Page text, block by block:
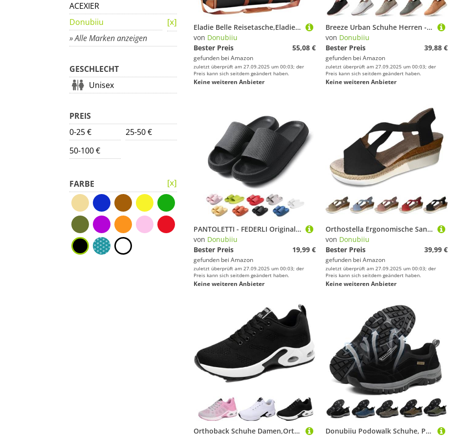
ACEXIER
Donubiiu
» Alle Marken anzeigen
GESCHLECHT
Unisex
PREIS
0-25 €
25-50 €
50-100 €
FARBE
Eladie Belle Reisetasche,Eladie Reisetasche, Faltbare Reisetasche,Kleidersack Reisetasche,Carry On Reisetasche Rosa,Multifunktionale Wasserdichter PU-Reisetasche für Damen (schwarz)
von Donubiiu
Bester Preis
55,08 €
gefunden bei Amazon
zuletzt überprüft am 27.09.2025 um 00:03; der
Preis kann sich seitdem geändert haben.
Keine weiteren Anbieter
Breeze Urban Schuhe Herren - Wearbreeze Ultimativer Komfort Und Stil, Urban-Ultrabequem (Schwarz, 44 EU)
von Donubiiu
Bester Preis
39,88 €
gefunden bei Amazon
zuletzt überprüft am 27.09.2025 um 00:03; der
Preis kann sich seitdem geändert haben.
Keine weiteren Anbieter
PANTOLETTI - FEDERLI Original Hausschuhe Badeschuhe Damen Herren,PANTOLETTI Hausschuhe, PANTOLETTI Badeschuhe (Schwarz,44/45)
von Donubiiu
Bester Preis
19,99 €
gefunden bei Amazon
zuletzt überprüft am 27.09.2025 um 00:03; der
Preis kann sich seitdem geändert haben.
Keine weiteren Anbieter
Orthostella Ergonomische Sandalen Damen - Orthofit Sandalen Damen, Atmungsaktive und rutschfeste Damen-Sandalen für Fußgesundheit und Komfort (42 EU,Schwarz)
von Donubiiu
Bester Preis
39,99 €
gefunden bei Amazon
zuletzt überprüft am 27.09.2025 um 00:03; der
Preis kann sich seitdem geändert haben.
Keine weiteren Anbieter
Orthoback Schuhe Damen,Orthoshoes Cloudwalk Pro-Ergonomischer Schmerzlinderungs-Schuh,Orthopädische Schuhe Damen (Schwarz,39 EU)
Donubiiu Podowalk Schuhe, Podowalk Komfortschuhe, Podowalk Wander- und Komfortschuh, Orthopädische Schuhe Herren Damen (40 EU,Schwarz)